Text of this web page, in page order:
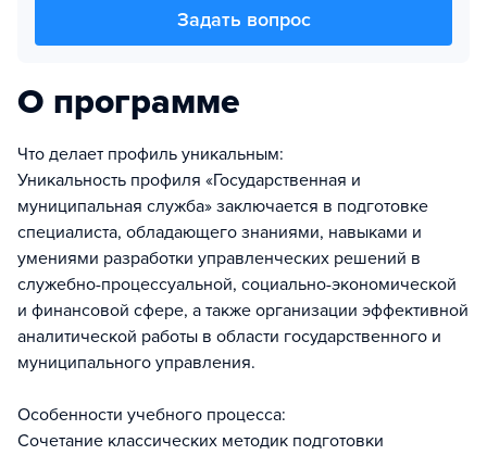
Задать вопрос
О программе
Что делает профиль уникальным:
Уникальность профиля «Государственная и
муниципальная служба» заключается в подготовке
специалиста, обладающего знаниями, навыками и
умениями разработки управленческих решений в
служебно-процессуальной, социально-экономической
и финансовой сфере, а также организации эффективной
аналитической работы в области государственного и
муниципального управления.
Особенности учебного процесса:
Сочетание классических методик подготовки